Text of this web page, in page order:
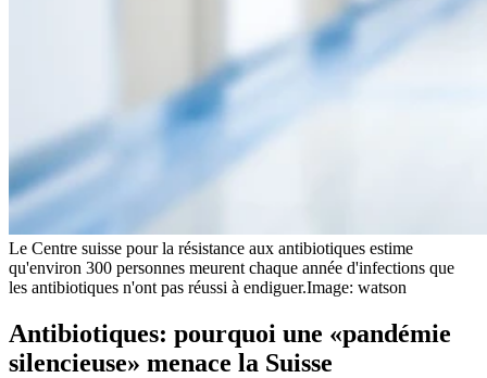
Le Centre suisse pour la résistance aux antibiotiques estime
qu'environ 300 personnes meurent chaque année d'infections que
les antibiotiques n'ont pas réussi à endiguer.Image: watson
Antibiotiques: pourquoi une «pandémie
silencieuse» menace la Suisse